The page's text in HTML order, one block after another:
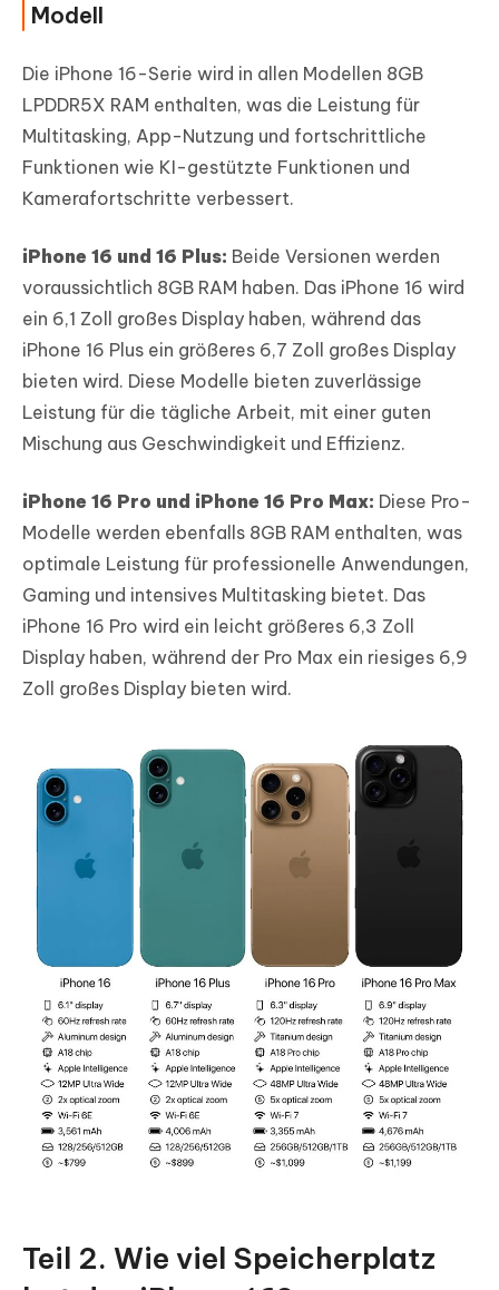
Modell
Die iPhone 16-Serie wird in allen Modellen 8GB
LPDDR5X RAM enthalten, was die Leistung für
Multitasking, App-Nutzung und fortschrittliche
Funktionen wie KI-gestützte Funktionen und
Kamerafortschritte verbessert.
iPhone 16 und 16 Plus: Beide Versionen werden
voraussichtlich 8GB RAM haben. Das iPhone 16 wird
ein 6,1 Zoll großes Display haben, während das
iPhone 16 Plus ein größeres 6,7 Zoll großes Display
bieten wird. Diese Modelle bieten zuverlässige
Leistung für die tägliche Arbeit, mit einer guten
Mischung aus Geschwindigkeit und Effizienz.
iPhone 16 Pro und iPhone 16 Pro Max: Diese Pro-
Modelle werden ebenfalls 8GB RAM enthalten, was
optimale Leistung für professionelle Anwendungen,
Gaming und intensives Multitasking bietet. Das
iPhone 16 Pro wird ein leicht größeres 6,3 Zoll
Display haben, während der Pro Max ein riesiges 6,9
Zoll großes Display bieten wird.
Teil 2. Wie viel Speicherplatz